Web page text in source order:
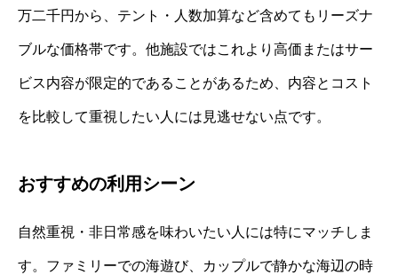
万二千円から、テント・人数加算など含めてもリーズナ
ブルな価格帯です。他施設ではこれより高価またはサー
ビス内容が限定的であることがあるため、内容とコスト
を比較して重視したい人には見逃せない点です。
おすすめの利用シーン
自然重視・非日常感を味わいたい人には特にマッチしま
す。ファミリーでの海遊び、カップルで静かな海辺の時